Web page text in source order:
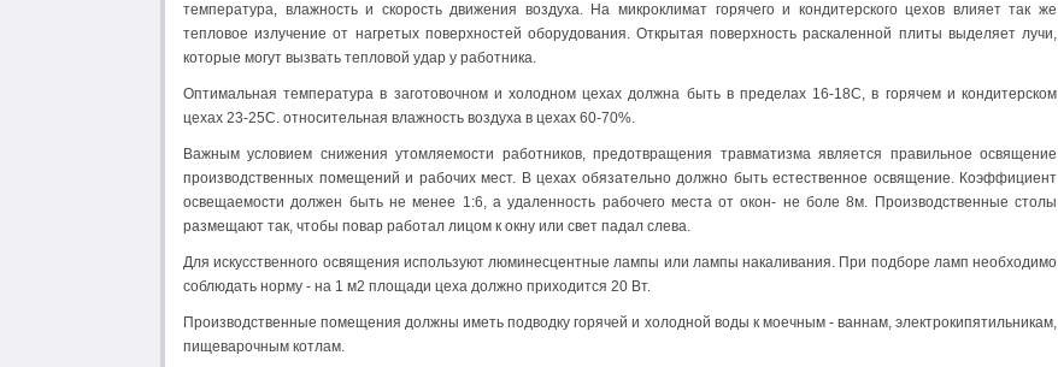
температура, влажность и скорость движения воздуха. На микроклимат горячего и кондитерского цехов влияет так же
тепловое излучение от нагретых поверхностей оборудования. Открытая поверхность раскаленной плиты выделяет лучи,
которые могут вызвать тепловой удар у работника.
Оптимальная температура в заготовочном и холодном цехах должна быть в пределах 16-18С, в горячем и кондитерском
цехах 23-25С. относительная влажность воздуха в цехах 60-70%.
Важным условием снижения утомляемости работников, предотвращения травматизма является правильное освящение
производственных помещений и рабочих мест. В цехах обязательно должно быть естественное освящение. Коэффициент
освещаемости должен быть не менее 1:6, а удаленность рабочего места от окон- не боле 8м. Производственные столы
размещают так, чтобы повар работал лицом к окну или свет падал слева.
Для искусственного освящения используют люминесцентные лампы или лампы накаливания. При подборе ламп необходимо
соблюдать норму - на 1 м2 площади цеха должно приходится 20 Вт.
Производственные помещения должны иметь подводку горячей и холодной воды к моечным - ваннам, электрокипятильникам,
пищеварочным котлам.